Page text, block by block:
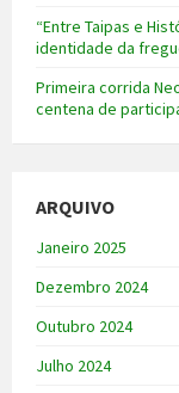
“Entre Taipas e
identidade da
Primeira corrida
centena de
ARQUIVO
Janeiro 2025
Dezembro 2024
Outubro 2024
Julho 2024